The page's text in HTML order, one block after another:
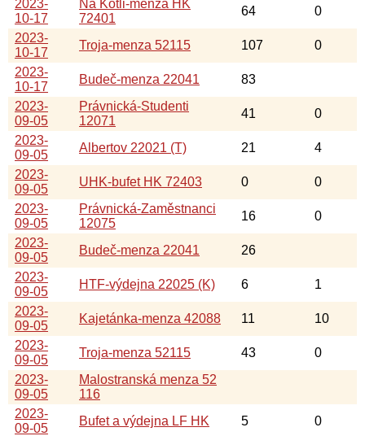
2023-
10-17
Na Kotli-menza HK
72401
64
0
2023-
10-17
Troja-menza 52115 107
0
2023-
10-17
Budeč-menza 22041
83
2023-
09-05
Právnická-Studenti
12071
41
0
2023-
09-05
Albertov 22021 (T) 21
4
2023-
09-05
UHK-bufet HK 72403 0
0
2023-
09-05
Právnická-Zaměstnanci
12075
16
0
2023-
09-05
Budeč-menza 22041
26
2023-
09-05
HTF-výdejna 22025 (K) 6
1
2023-
09-05
Kajetánka-menza 42088 11
10
2023-
09-05
Troja-menza 52115 43
0
2023-
09-05
Malostranská menza 52
116
2023-
09-05
Bufet a výdejna LF HK 5
0